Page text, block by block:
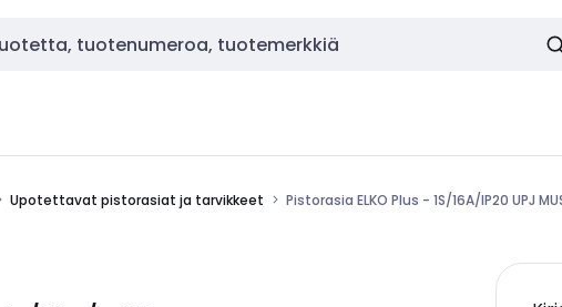
Upotettavat pistorasiat ja tarvikkeet Pistorasia ELKO Plus - 1S/16A/IP20 UPJ